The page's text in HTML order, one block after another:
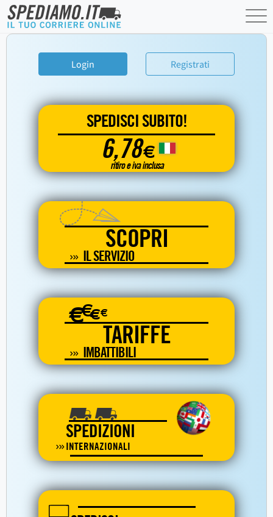
Login Registrati
SPEDISCI SUBITO!
6,78€
ritiro e iva inclusa
SCOPRI
IL SERVIZIO
€€€€
TARIFFE
IMBATTIBILI
SPEDIZIONI
INTERNAZIONALI